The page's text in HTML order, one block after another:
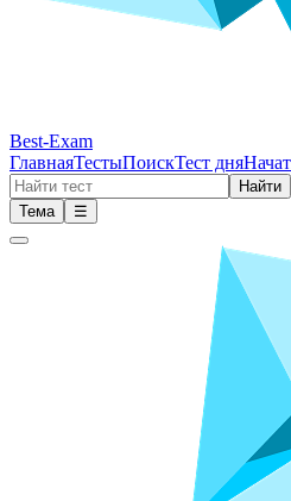
Best-Exam
ГлавнаяТестыПоискТест дня
Найти
Тема
☰